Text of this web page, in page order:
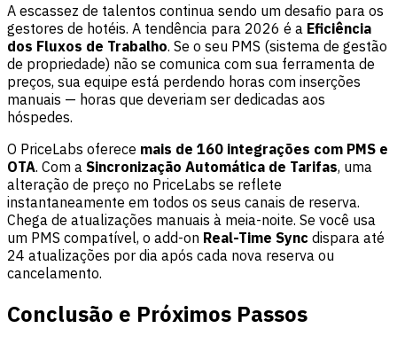
A escassez de talentos continua sendo um desafio para os
gestores de hotéis. A tendência para 2026 é a Eficiência
dos Fluxos de Trabalho. Se o seu PMS (sistema de gestão
de propriedade) não se comunica com sua ferramenta de
preços, sua equipe está perdendo horas com inserções
manuais — horas que deveriam ser dedicadas aos
hóspedes.
O PriceLabs oferece mais de 160 integrações com PMS e
OTA. Com a Sincronização Automática de Tarifas, uma
alteração de preço no PriceLabs se reflete
instantaneamente em todos os seus canais de reserva.
Chega de atualizações manuais à meia-noite. Se você usa
um PMS compatível, o add-on Real-Time Sync dispara até
24 atualizações por dia após cada nova reserva ou
cancelamento.
Conclusão e Próximos Passos